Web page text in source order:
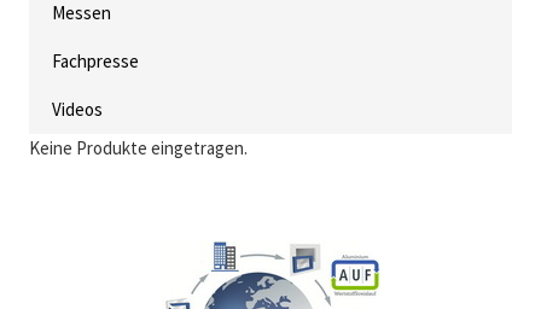
Messen
Fachpresse
Videos
Keine Produkte eingetragen.